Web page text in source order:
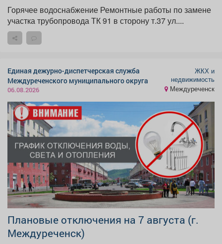
Горячее водоснабжение Ремонтные работы по замене
участка трубопровода ТК 91 в сторону т.37 ул....
Единая дежурно-диспетчерская служба
Междуреченского муниципального округа
06.08.2026
ЖКХ и
недвижимость
Междуреченск
Плановые отключения на 7 августа (г.
Междуреченск)